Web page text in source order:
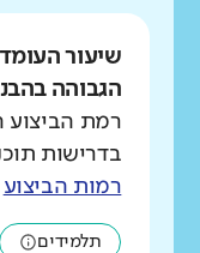
שיעור
הגבוהה
רמת
בדרישות
רמות הביצוע
תלמידים